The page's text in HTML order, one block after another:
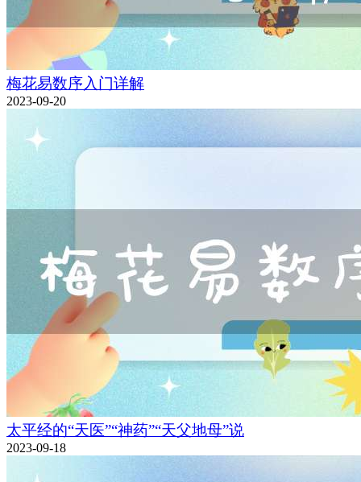
梅花易数序入门详解
2023-09-20
太平经的“天医”“神药”“天父地母”说
2023-09-18